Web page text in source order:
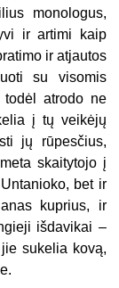
monologus,
ir artimi kaip
ir atjautos
su visomis
todėl atrodo ne
į tų veikėjų
jų rūpesčius,
skaitytojo į
bet ir
kuprius, ir
išdavikai –
sukelia kovą,